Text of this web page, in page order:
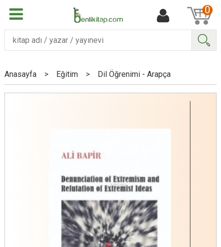
0
Anasayfa > Eğitim > Dil Öğrenimi - Arapça